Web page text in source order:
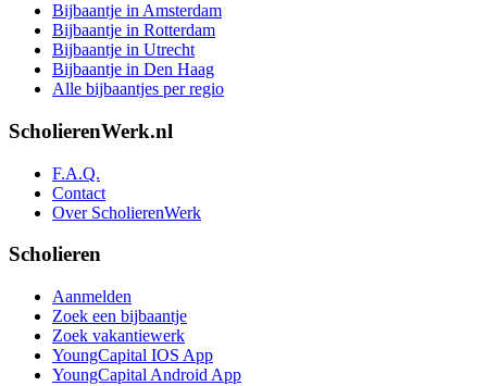
Bijbaantje in Amsterdam
Bijbaantje in Rotterdam
Bijbaantje in Utrecht
Bijbaantje in Den Haag
Alle bijbaantjes per regio
ScholierenWerk.nl
F.A.Q.
Contact
Over ScholierenWerk
Scholieren
Aanmelden
Zoek een bijbaantje
Zoek vakantiewerk
YoungCapital IOS App
YoungCapital Android App